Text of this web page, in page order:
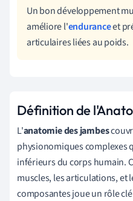
Un bon développement
améliore l'enduranceet
articulaires liées au poids.
Définition de
L'anatomie des jambes
physionomiques complexes
inférieurs du corps humain.
muscles, les articulations, et
composantes joue un rôle